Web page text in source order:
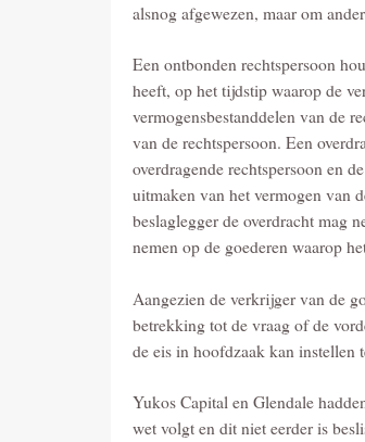
alsnog afgewezen, maar om
Een ontbonden rechtspersoon
heeft, op het tijdstip waarop de
vermogensbestanddelen van de
van de rechtspersoon. Een
overdragende rechtspersoon en
uitmaken van het vermogen van
beslaglegger de overdracht mag
nemen op de goederen waarop
Aangezien de verkrijger van de
betrekking tot de vraag of de
de eis in hoofdzaak kan instellen
Yukos Capital en Glendale
wet volgt en dit niet eerder is